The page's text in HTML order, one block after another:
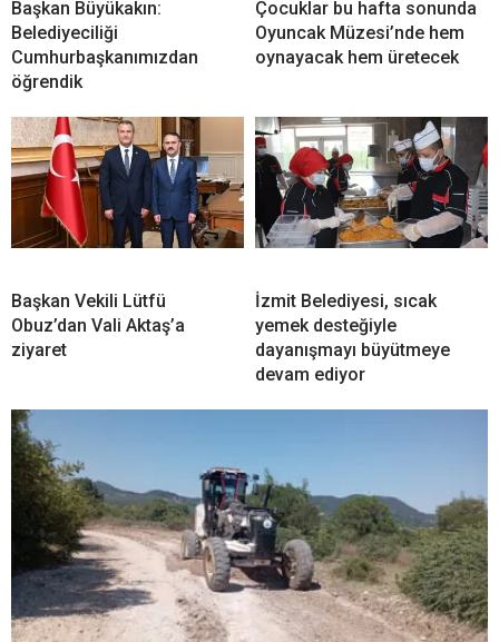
Başkan Büyükakın:
Belediyeciliği
Cumhurbaşkanımızdan
öğrendik
Çocuklar bu hafta sonunda
Oyuncak Müzesi’nde hem
oynayacak hem üretecek
Başkan Vekili Lütfü
Obuz’dan Vali Aktaş’a
ziyaret
İzmit Belediyesi, sıcak
yemek desteğiyle
dayanışmayı büyütmeye
devam ediyor